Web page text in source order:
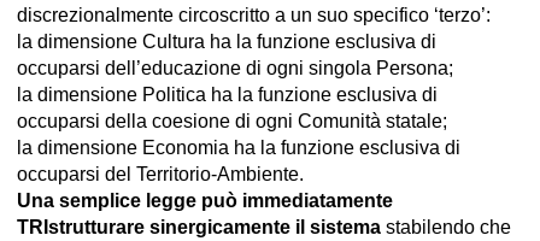
discrezionalmente circoscritto a un suo specifico ‘terzo’:
la dimensione Cultura ha la funzione esclusiva di
occuparsi dell’educazione di ogni singola Persona;
la dimensione Politica ha la funzione esclusiva di
occuparsi della coesione di ogni Comunità statale;
la dimensione Economia ha la funzione esclusiva di
occuparsi del Territorio-Ambiente.
Una semplice legge può immediatamente
TRIstrutturare sinergicamente il sistema stabilendo che